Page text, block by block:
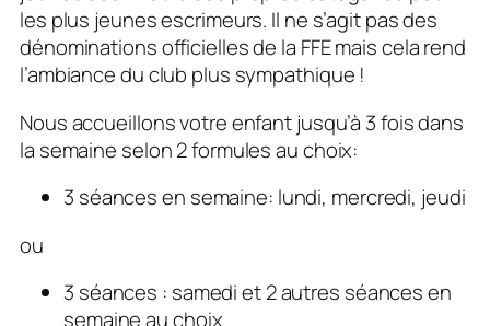
les plus jeunes escrimeurs. Il ne s’agit pas des
dénominations officielles de la FFE mais cela rend
l’ambiance du club plus sympathique !
Nous accueillons votre enfant jusqu’à 3 fois dans
la semaine selon 2 formules au choix:
3 séances en semaine: lundi, mercredi, jeudi
ou
3 séances : samedi et 2 autres séances en
semaine au choix